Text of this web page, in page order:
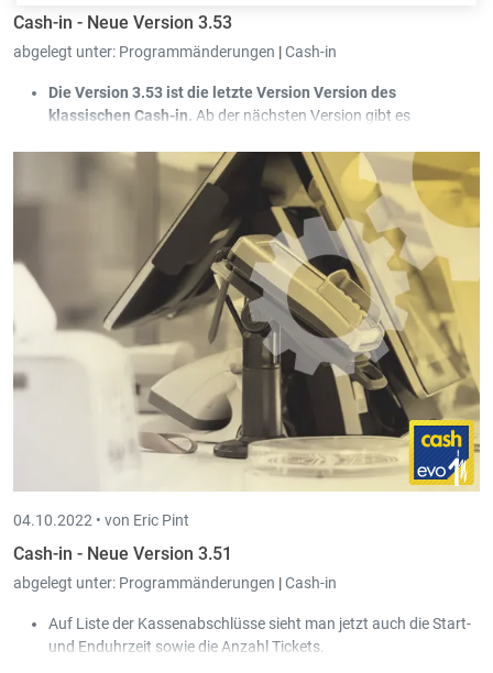
Cash-in - Neue Version 3.53
abgelegt unter: Programmänderungen |Cash-in
Die Version 3.53 ist die letzte Version Version des
klassischen Cash-in. Ab der nächsten Version gibt es
Cash-in erhält der Benutzer daher eine Aufforderung auf Cash-
in Evolution zu wechseln.
Einer Kasse kann man jetzt auch eine Bezeichnung geben.
04.10.2022 • von Eric Pint
Cash-in - Neue Version 3.51
abgelegt unter: Programmänderungen |Cash-in
Auf Liste der Kassenabschlüsse sieht man jetzt auch die Start-
und Enduhrzeit sowie die Anzahl Tickets.